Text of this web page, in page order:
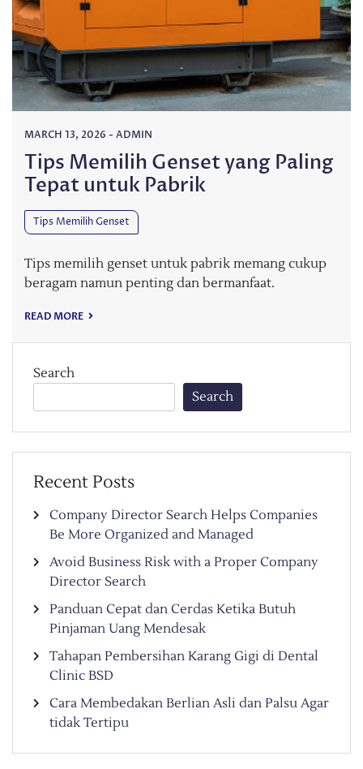
MARCH 13, 2026 - ADMIN
Tips Memilih Genset yang Paling
Tepat untuk Pabrik
Tips Memilih Genset
Tips memilih genset untuk pabrik memang cukup
beragam namun penting dan bermanfaat.
READ MORE
Search
Search
Recent Posts
Company Director Search Helps Companies
Be More Organized and Managed
Avoid Business Risk with a Proper Company
Director Search
Panduan Cepat dan Cerdas Ketika Butuh
Pinjaman Uang Mendesak
Tahapan Pembersihan Karang Gigi di Dental
Clinic BSD
Cara Membedakan Berlian Asli dan Palsu Agar
tidak Tertipu